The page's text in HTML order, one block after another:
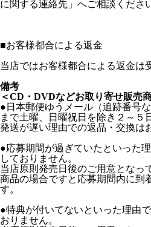
に関する連絡先」へご相談くださ
■お客様都合による返金
当店ではお客様都合による返金は
備考
＜CD・DVDなどお取り寄せ販売
●日本郵便ゆうメール（追跡番号
まで土曜、日曜祝日を除き２～５
発送が遅い理由での返品・交換は
●応募期間が過ぎていたといった
しておりません。
当店原則発売日後のご用意となっ
商品の場合ですと応募期間内に到
す。
●特典が付いてないといった理由
おりません。